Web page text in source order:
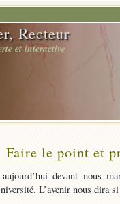
Recteur
et interactive
le point et
aujourd’hui devant nous
L’avenir nous dira